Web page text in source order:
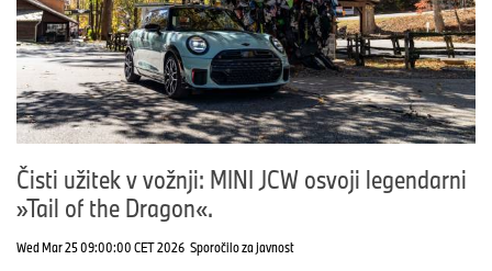
Čisti užitek v vožnji: MINI JCW osvoji legendarni
»Tail of the Dragon«.
Wed Mar 25 09:00:00 CET 2026 Sporočilo za javnost